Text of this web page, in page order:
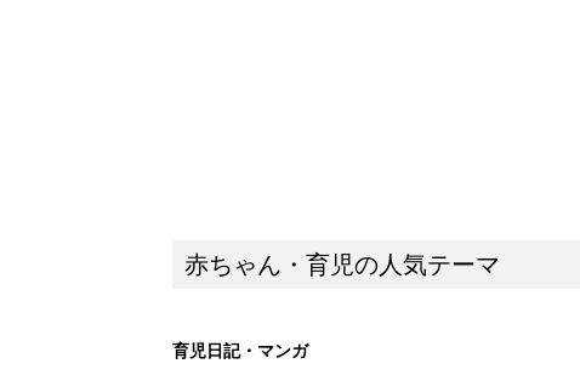
赤ちゃん・育児の人気テーマ
育児日記・マンガ